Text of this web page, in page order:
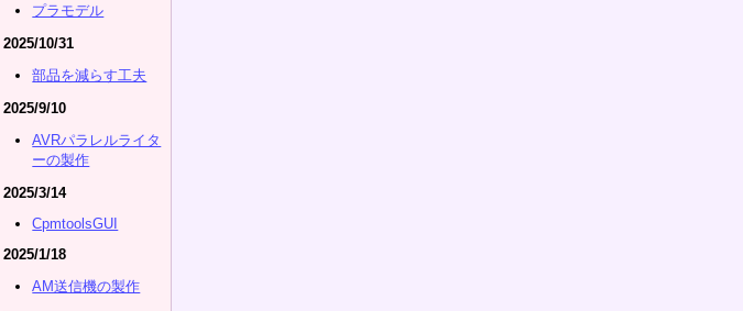
プラモデル
2025/10/31
部品を減らす工夫
2025/9/10
AVRパラレルライタ
ーの製作
2025/3/14
CpmtoolsGUI
2025/1/18
AM送信機の製作